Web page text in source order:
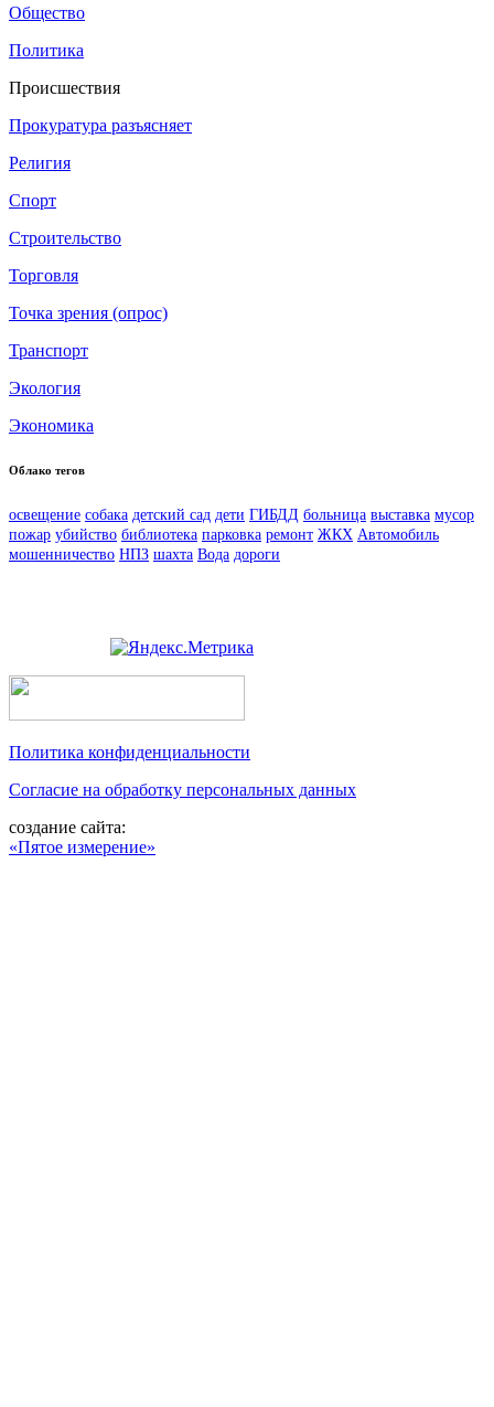
Общество
Политика
Происшествия
Прокуратура разъясняет
Религия
Спорт
Строительство
Торговля
Точка зрения (опрос)
Транспорт
Экология
Экономика
Облако тегов
освещение собака детский сад дети ГИБДД больница выставка мусор
пожар убийство библиотека парковка ремонт ЖКХ Автомобиль
мошенничество НПЗ шахта Вода дороги
Политика конфиденциальности
Согласие на обработку персональных данных
создание сайта:
«Пятое измерение»